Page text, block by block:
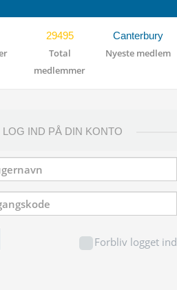
29495
Total
medlemmer
Canterbury
Nyeste medlem
LOG IND PÅ DIN KONTO
Forbliv logget ind